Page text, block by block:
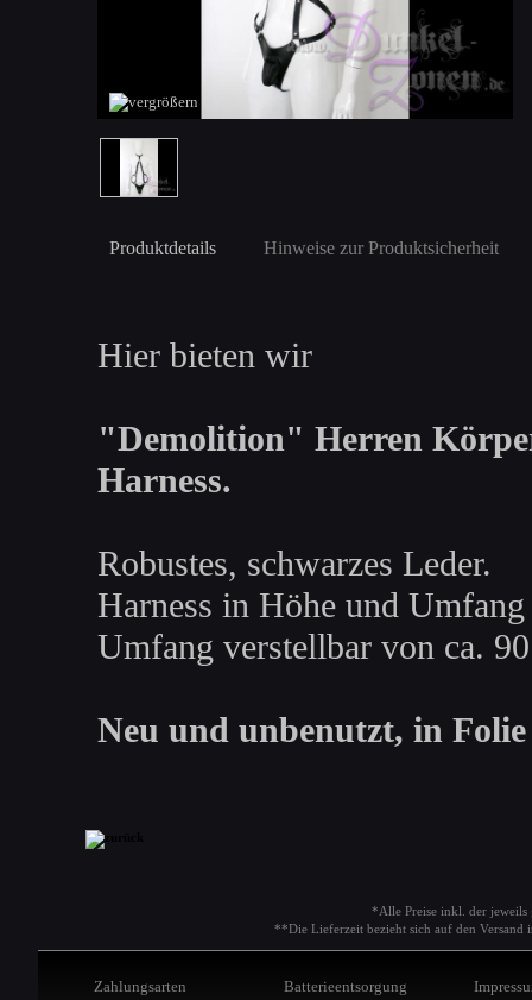
Produktdetails Hinweise zur Produktsicherheit
Hier bieten wir
"Demolition" Herren
Harness.
Robustes, schwarzes Leder.
Harness in Höhe und
Umfang verstellbar von ca.
Neu und unbenutzt, in
*Alle Preise inkl. der jeweils
**Die Lieferzeit bezieht sich auf den Versand
Zahlungsarten
Batterieentsorgung